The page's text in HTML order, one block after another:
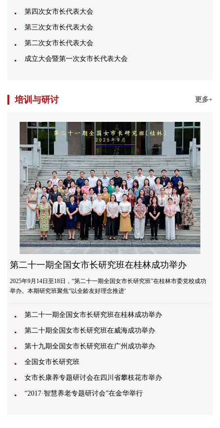
第四次女市长代表大会
第三次女市长代表大会
第二次女市长代表大会
成立大会暨第一次女市长代表大会
培训与研讨 更多+
第二十一期全国女市长研究班在桂林成功举办
2025年9月14日至18日，“第二十一期全国女市长研究班”在桂林市委党校成功
举办。本期研究班聚焦“以全龄友好理念推进‘
第二十一期全国女市长研究班在桂林成功举办
第二十期全国女市长研究班在威海成功举办
第十九期全国女市长研究班在广州成功举办
全国女市长研究班
女市长康养专题研讨会在四川省攀枝花市举办
“2017·智慧养老专题研讨会”在金华举行